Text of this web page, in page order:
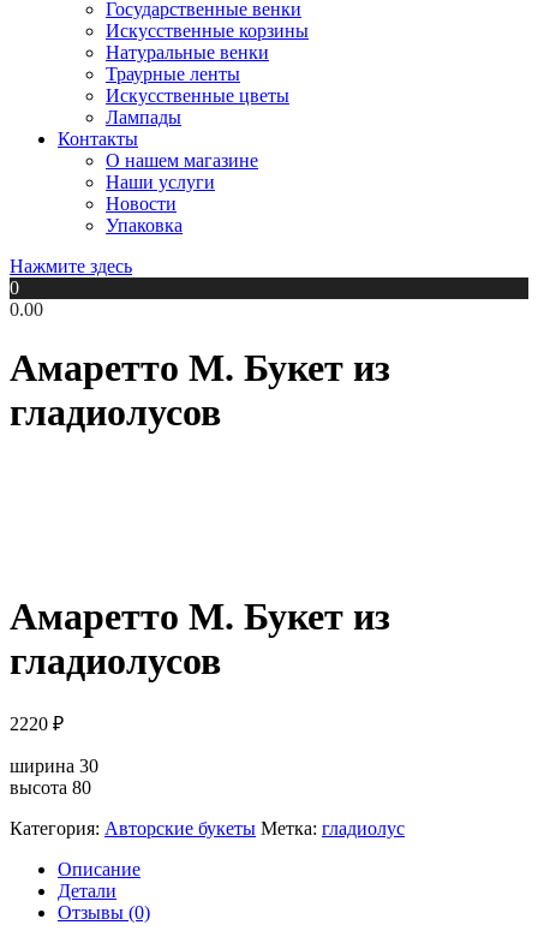
Государственные венки
Искусственные корзины
Натуральные венки
Траурные ленты
Искусственные цветы
Лампады
Контакты
О нашем магазине
Наши услуги
Новости
Упаковка
Нажмите здесь
0
0.00
Амаретто М. Букет из
гладиолусов
Амаретто М. Букет из
гладиолусов
2220 ₽
ширина 30
высота 80
Категория: Авторские букеты Метка: гладиолус
Описание
Детали
Отзывы (0)